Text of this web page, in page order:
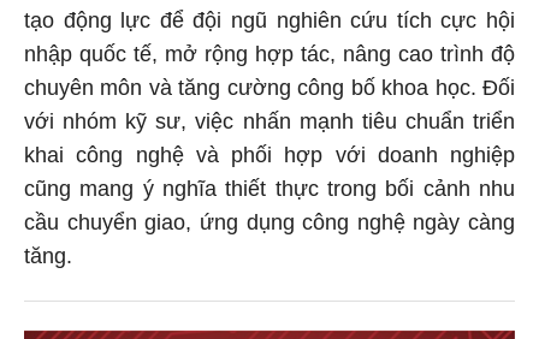
tạo động lực để đội ngũ nghiên cứu tích cực hội
nhập quốc tế, mở rộng hợp tác, nâng cao trình độ
chuyên môn và tăng cường công bố khoa học. Đối
với nhóm kỹ sư, việc nhấn mạnh tiêu chuẩn triển
khai công nghệ và phối hợp với doanh nghiệp
cũng mang ý nghĩa thiết thực trong bối cảnh nhu
cầu chuyển giao, ứng dụng công nghệ ngày càng
tăng.